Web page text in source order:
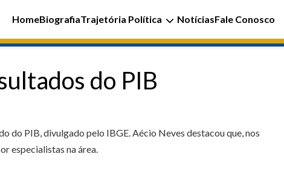
HomeBiografiaTrajetória Política NotíciasFale Conosco
do PIB
do PIB, divulgado pelo IBGE. Aécio Neves destacou que, nos
especialistas na área.